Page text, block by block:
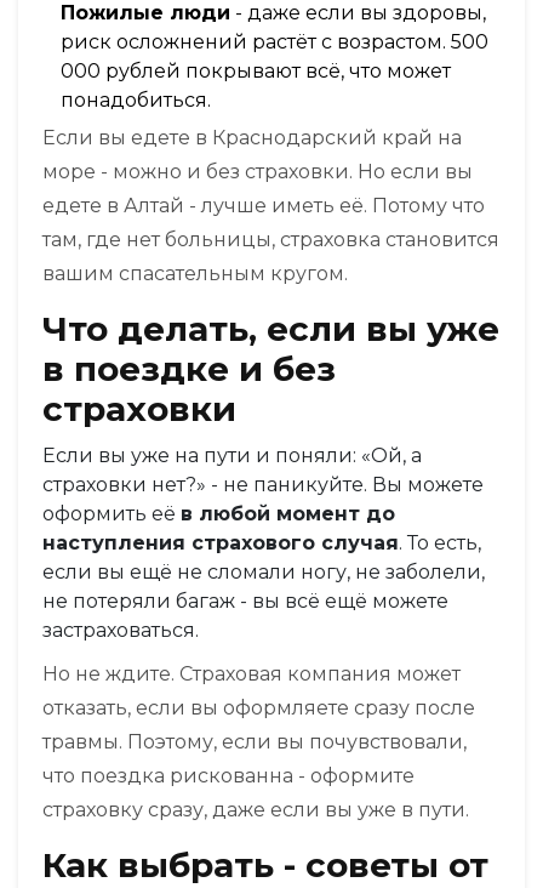
Пожилые люди - даже если вы здоровы,
риск осложнений растёт с возрастом. 500
000 рублей покрывают всё, что может
понадобиться.
Если вы едете в Краснодарский край на
море - можно и без страховки. Но если вы
едете в Алтай - лучше иметь её. Потому что
там, где нет больницы, страховка становится
вашим спасательным кругом.
Что делать, если вы уже
в поездке и без
страховки
Если вы уже на пути и поняли: «Ой, а
страховки нет?» - не паникуйте. Вы можете
оформить её в любой момент до
наступления страхового случая. То есть,
если вы ещё не сломали ногу, не заболели,
не потеряли багаж - вы всё ещё можете
застраховаться.
Но не ждите. Страховая компания может
отказать, если вы оформляете сразу после
травмы. Поэтому, если вы почувствовали,
что поездка рискованна - оформите
страховку сразу, даже если вы уже в пути.
Как выбрать - советы от